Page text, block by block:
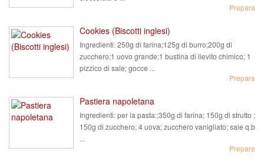
Prepara
Cookies (Biscotti inglesi)
Ingredienti:250g di farina;125g di burro;200g di
zucchero;1 uovo grande;1 bustina di lievito chimico; 1
pizzico di sale; gocce ...
Prepara
Pastiera napoletana
Ingredienti:per la pasta:;350g di farina; 150g di strutto ;
150g di zucchero; 4 uova; zucchero vanigliato; sale q.b
...
Prepara